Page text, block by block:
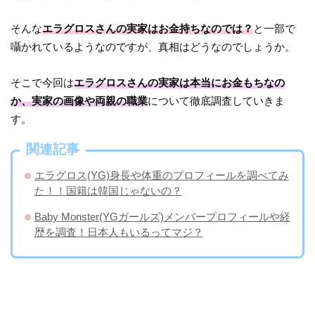
そんなエラグロスさんの実家はお金持ちなのでは？と一部で
囁かれているようなのですが、真相はどうなのでしょうか。
そこで今回はエラグロスさんの実家は本当にお金もちなの
か、実家の画像や両親の職業について徹底調査していきま
す。
関連記事
エラグロス(YG)身長や体重のプロフィールを調べてみ
た！！国籍は韓国じゃないの？
Baby Monster(YGガールズ)メンバープロフィールや経
歴を調査！日本人もいるってマジ？